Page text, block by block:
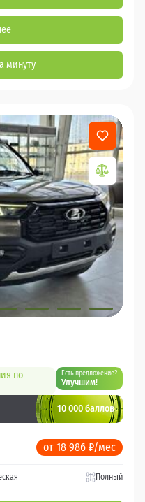
минуту
по
Есть предложение?
Улучшим!
10 000 баллов
от 18 986 ₽/мес
Полный